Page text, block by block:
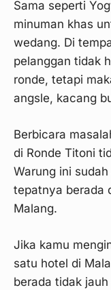
Sama seperti
minuman khas
wedang. Di
pelanggan tidak
ronde, tetapi
angsle, kacang
Berbicara
di Ronde Titoni
Warung ini
tepatnya berada
Malang.
Jika kamu
satu hotel di
berada tidak